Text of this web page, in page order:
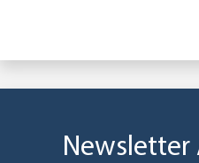
Newsletter